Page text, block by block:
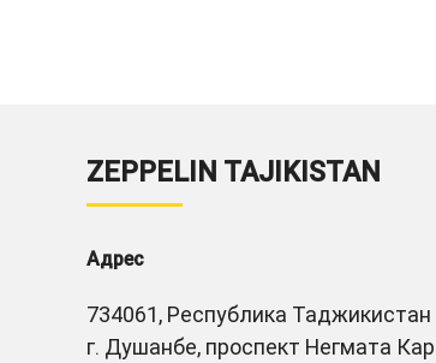
ZEPPELIN TAJIKISTAN
Адрес
734061, Республика Таджикистан
г. Душанбе, проспект Негмата